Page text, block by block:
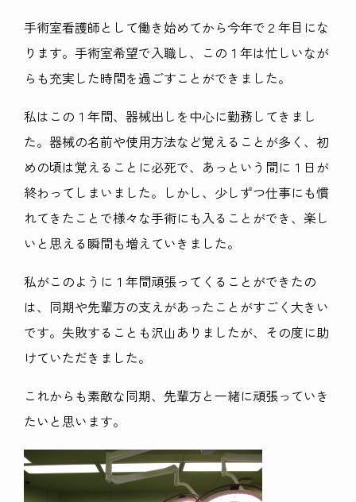
手術室看護師として働き始めてから今年で２年目にな
ります。手術室希望で入職し、この１年は忙しいなが
らも充実した時間を過ごすことができました。
私はこの１年間、器械出しを中心に勤務してきまし
た。器械の名前や使用方法など覚えることが多く、初
めの頃は覚えることに必死で、あっという間に１日が
終わってしまいました。しかし、少しずつ仕事にも慣
れてきたことで様々な手術にも入ることができ、楽し
いと思える瞬間も増えていきました。
私がこのように１年間頑張ってくることができたの
は、同期や先輩方の支えがあったことがすごく大きい
です。失敗することも沢山ありましたが、その度に助
けていただきました。
これからも素敵な同期、先輩方と一緒に頑張っていき
たいと思います。